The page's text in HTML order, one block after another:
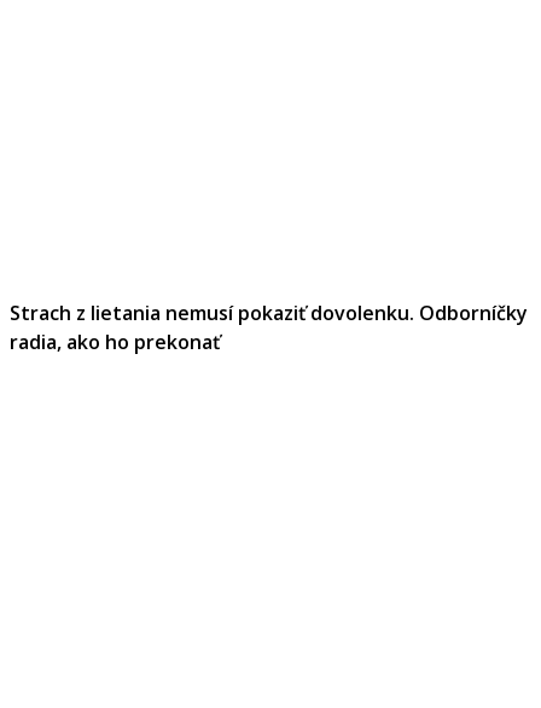
Strach z lietania nemusí pokaziť dovolenku. Odborníčky
radia, ako ho prekonať